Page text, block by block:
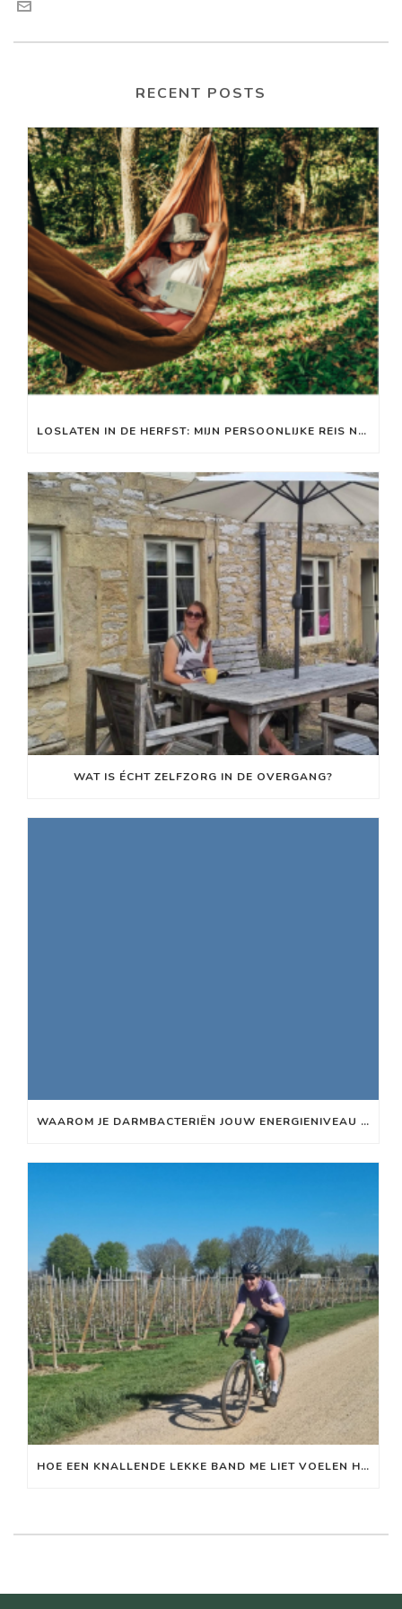
RECENT POSTS
LOSLATEN IN DE HERFST: MIJN PERSOONLIJKE REIS NAAR MEER RUST EN ENERGIE
WAT IS ÉCHT ZELFZORG IN DE OVERGANG?
WAAROM JE DARMBACTERIËN JOUW ENERGIENIVEAU BEÏNVLOEDEN
HOE EEN KNALLENDE LEKKE BAND ME LIET VOELEN HOE MIJN ZENUWSTELSEL WERKT